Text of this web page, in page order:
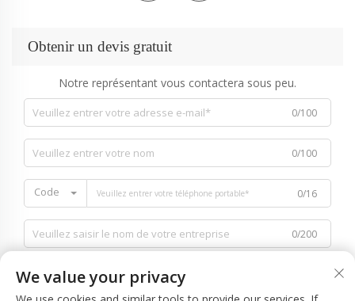
Obtenir un devis gratuit
Notre représentant vous contactera sous peu.
0/100
0/100
Code 0/16
0/200
We value your privacy